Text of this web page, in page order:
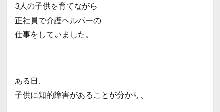
3人の子供を育てながら
正社員で介護ヘルパーの
仕事をしていました。
ある日、
子供に知的障害があることが分かり、